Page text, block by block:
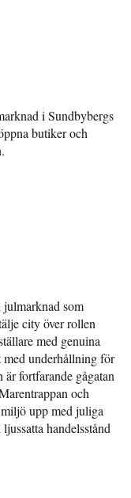
i Sundbybergs
butiker och
julmarknad som
city över rollen
med genuina
med underhållning för
fortfarande gågatan
och
upp med juliga
handelsstånd